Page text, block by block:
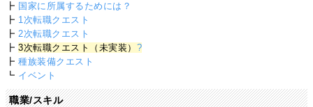
┣ 国家に所属するためには？
┣ 1次転職クエスト
┣2次転職クエスト
┣3次転職クエスト（未実装） ?
┣種族装備クエスト
┗ イベント
職業/スキル